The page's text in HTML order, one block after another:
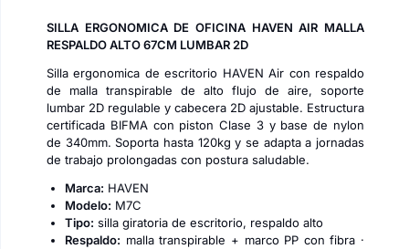
SILLA ERGONOMICA DE OFICINA HAVEN AIR MALLA
RESPALDO ALTO 67CM LUMBAR 2D
Silla ergonomica de escritorio HAVEN Air con respaldo
de malla transpirable de alto flujo de aire, soporte
lumbar 2D regulable y cabecera 2D ajustable. Estructura
certificada BIFMA con piston Clase 3 y base de nylon
de 340mm. Soporta hasta 120kg y se adapta a jornadas
de trabajo prolongadas con postura saludable.
Marca: HAVEN
Modelo: M7C
Tipo: silla giratoria de escritorio, respaldo alto
Respaldo: malla transpirable + marco PP con fibra ·